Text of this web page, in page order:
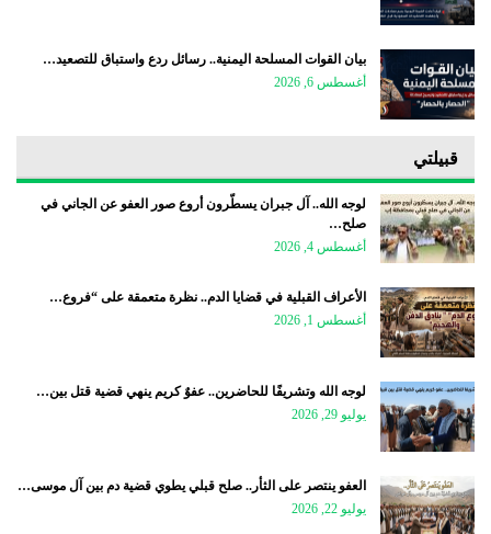
بيان القوات المسلحة اليمنية.. رسائل ردع واستباق للتصعيد…
أغسطس 6, 2026
قبيلتي
لوجه الله.. آل جبران يسطّرون أروع صور العفو عن الجاني في
صلح…
أغسطس 4, 2026
الأعراف القبلية في قضايا الدم.. نظرة متعمقة على “فروع…
أغسطس 1, 2026
لوجه الله وتشريفًا للحاضرين.. عفوٌ كريم ينهي قضية قتل بين…
يوليو 29, 2026
العفو ينتصر على الثأر.. صلح قبلي يطوي قضية دم بين آل موسى…
يوليو 22, 2026